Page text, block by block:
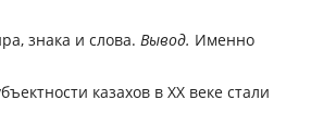
знака и слова. Вывод. Именно
казахов в ХХ веке стали